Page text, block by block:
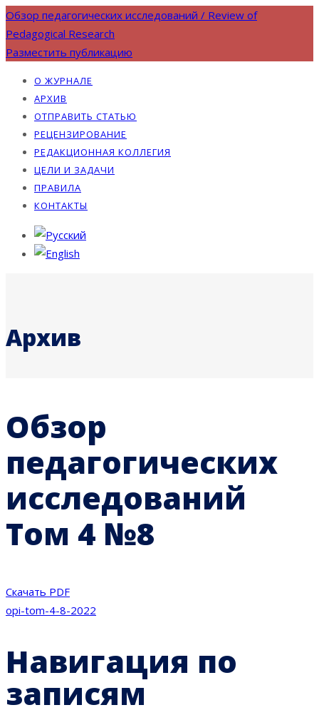
Обзор педагогических исследований / Review of
Pedagogical Research
Разместить публикацию
О ЖУРНАЛЕ
АРХИВ
ОТПРАВИТЬ СТАТЬЮ
РЕЦЕНЗИРОВАНИЕ
РЕДАКЦИОННАЯ КОЛЛЕГИЯ
ЦЕЛИ И ЗАДАЧИ
ПРАВИЛА
КОНТАКТЫ
Архив
Обзор
педагогических
исследований
Том 4 №8
Скачать PDF
opi-tom-4-8-2022
Навигация по
записям